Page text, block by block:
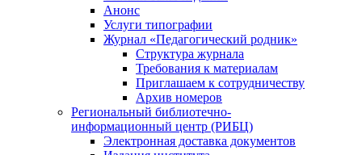
Анонс
Услуги типографии
Журнал «Педагогический родник»
Структура журнала
Требования к материалам
Приглашаем к сотрудничеству
Архив номеров
Региональный библиотечно-
информационный центр (РИБЦ)
Электронная доставка документов